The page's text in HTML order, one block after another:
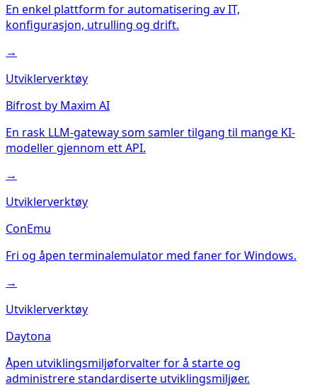
En enkel plattform for automatisering av IT,
konfigurasjon, utrulling og drift.
→
Utviklerverktøy
Bifrost by Maxim AI
En rask LLM-gateway som samler tilgang til mange KI-
modeller gjennom ett API.
→
Utviklerverktøy
ConEmu
Fri og åpen terminalemulator med faner for Windows.
→
Utviklerverktøy
Daytona
Åpen utviklingsmiljøforvalter for å starte og
administrere standardiserte utviklingsmiljøer.